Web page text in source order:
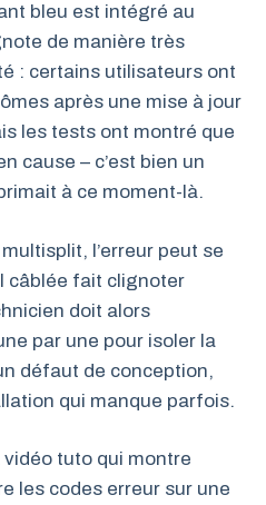
bleu est intégré au
de manière très
: certains utilisateurs ont
après une mise à jour
les tests ont montré que
cause – c’est bien un
à ce moment-là.
l’erreur peut se
câblée fait clignoter
doit alors
par une pour isoler la
défaut de conception,
qui manque parfois.
tuto qui montre
les codes erreur sur une